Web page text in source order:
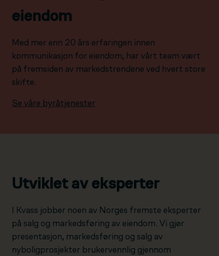
eiendom
Med mer enn 20 års erfaringen innen
kommunikasjon for eiendom, har vårt team vært
på fremsiden av markedstrendene ved hvert store
skifte.
Se våre byråtjenester
Utviklet av eksperter
I Kvass jobber noen av Norges fremste eksperter
på salg og markedsføring av eiendom. Vi gjør
presentasjon, markedsføring og salg av
nyboligprosjekter brukervennlig gjennom